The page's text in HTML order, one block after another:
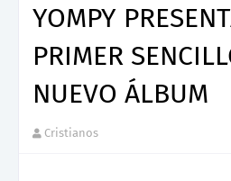
YOMPY
PRIMER
NUEVO ÁLBUM
Cristianos